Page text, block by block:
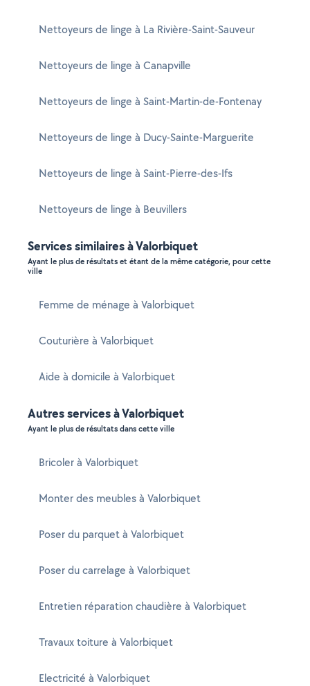
Nettoyeurs de linge à La Rivière-Saint-Sauveur
Nettoyeurs de linge à Canapville
Nettoyeurs de linge à Saint-Martin-de-Fontenay
Nettoyeurs de linge à Ducy-Sainte-Marguerite
Nettoyeurs de linge à Saint-Pierre-des-Ifs
Nettoyeurs de linge à Beuvillers
Services similaires à Valorbiquet
Ayant le plus de résultats et étant de la même catégorie, pour cette
ville
Femme de ménage à Valorbiquet
Couturière à Valorbiquet
Aide à domicile à Valorbiquet
Autres services à Valorbiquet
Ayant le plus de résultats dans cette ville
Bricoler à Valorbiquet
Monter des meubles à Valorbiquet
Poser du parquet à Valorbiquet
Poser du carrelage à Valorbiquet
Entretien réparation chaudière à Valorbiquet
Travaux toiture à Valorbiquet
Electricité à Valorbiquet